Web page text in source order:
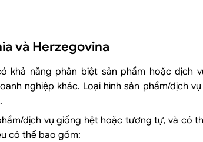
và Herzegovina
khả năng phân biệt sản phẩm hoặc dịch
nghiệp khác. Loại hình sản phẩm/dịch
.
dịch vụ giống hệt hoặc tương tự, và có
có thể bao gồm: